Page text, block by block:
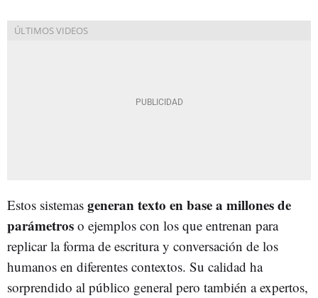
Estos sistemas generan texto en base a millones de
parámetros o ejemplos con los que entrenan para
replicar la forma de escritura y conversación de los
humanos en diferentes contextos. Su calidad ha
sorprendido al público general pero también a expertos,